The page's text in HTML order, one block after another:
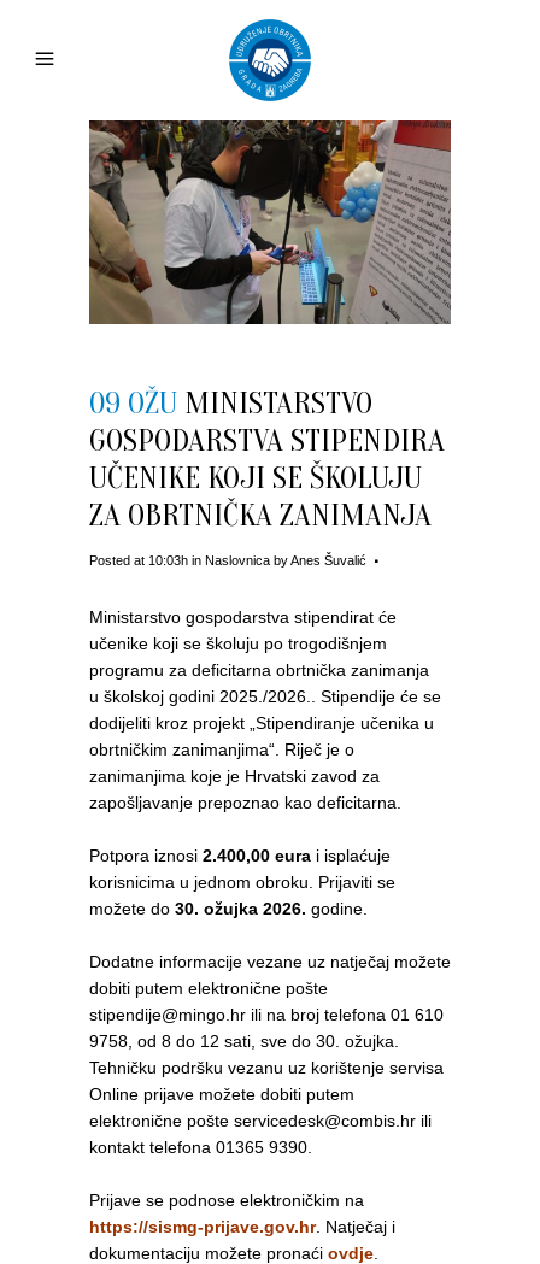
09 OŽU MINISTARSTVO
GOSPODARSTVA STIPENDIRA
UČENIKE KOJI SE ŠKOLUJU
ZA OBRTNIČKA ZANIMANJA
Posted at 10:03h in Naslovnica byAnes Šuvalić
Ministarstvo gospodarstva stipendirat će
učenike koji se školuju po trogodišnjem
programu za deficitarna obrtnička zanimanja
u školskoj godini 2025./2026.. Stipendije će se
dodijeliti kroz projekt „Stipendiranje učenika u
obrtničkim zanimanjima“. Riječ je o
zanimanjima koje je Hrvatski zavod za
zapošljavanje prepoznao kao deficitarna.
Potpora iznosi 2.400,00 eura i isplaćuje
korisnicima u jednom obroku. Prijaviti se
možete do 30. ožujka 2026. godine.
Dodatne informacije vezane uz natječaj možete
dobiti putem elektronične pošte
stipendije@mingo.hr ili na broj telefona 01 610
9758, od 8 do 12 sati, sve do 30. ožujka.
Tehničku podršku vezanu uz korištenje servisa
Online prijave možete dobiti putem
elektronične pošte servicedesk@combis.hr ili
kontakt telefona 01365 9390.
Prijave se podnose elektroničkim na
https://sismg-prijave.gov.hr. Natječaj i
dokumentaciju možete pronaći ovdje